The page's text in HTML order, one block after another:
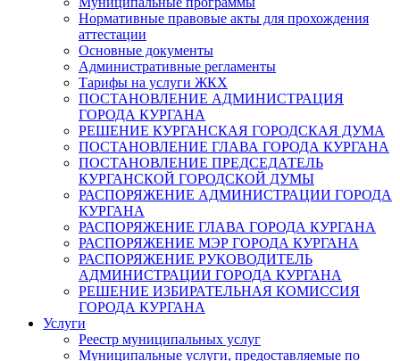
Нормативные правовые акты для прохождения
аттестации
Основные документы
Административные регламенты
Тарифы на услуги ЖКХ
ПОСТАНОВЛЕНИЕ АДМИНИСТРАЦИЯ
ГОРОДА КУРГАНА
РЕШЕНИЕ КУРГАНСКАЯ ГОРОДСКАЯ ДУМА
ПОСТАНОВЛЕНИЕ ГЛАВА ГОРОДА КУРГАНА
ПОСТАНОВЛЕНИЕ ПРЕДСЕДАТЕЛЬ
КУРГАНСКОЙ ГОРОДСКОЙ ДУМЫ
РАСПОРЯЖЕНИЕ АДМИНИСТРАЦИИ ГОРОДА
КУРГАНА
РАСПОРЯЖЕНИЕ ГЛАВА ГОРОДА КУРГАНА
РАСПОРЯЖЕНИЕ МЭР ГОРОДА КУРГАНА
РАСПОРЯЖЕНИЕ РУКОВОДИТЕЛЬ
АДМИНИСТРАЦИИ ГОРОДА КУРГАНА
РЕШЕНИЕ ИЗБИРАТЕЛЬНАЯ КОМИССИЯ
ГОРОДА КУРГАНА
Услуги
Реестр муниципальных услуг
Муниципальные услуги, предоставляемые по